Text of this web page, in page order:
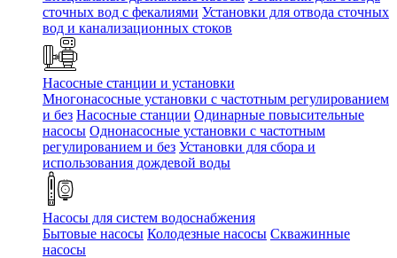
сточных вод c фекалиями Установки для отвода сточных
вод и канализационных стоков
Насосные станции и установки
Многонасосные установки с частотным регулированием
и без Насосные станции Одинарные повысительные
насосы Однонасосные установки с частотным
регулированием и без Установки для сбора и
использования дождевой воды
Насосы для систем водоснабжения
Бытовые насосы Колодезные насосы Скважинные
насосы